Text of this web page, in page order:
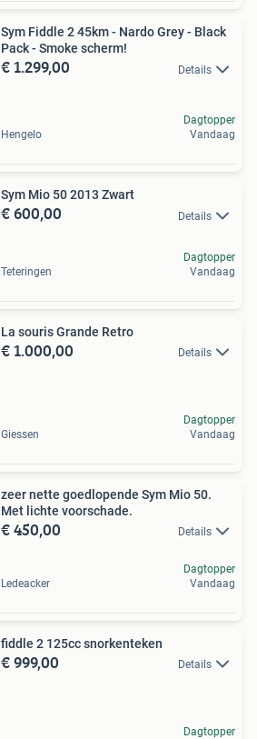
Sym Fiddle 2 45km - Nardo Grey - Black
Pack - Smoke scherm!
€ 1.299,00 Details
Hengelo
Dagtopper
Vandaag
Sym Mio 50 2013 Zwart
€ 600,00 Details
Teteringen
Dagtopper
Vandaag
La souris Grande Retro
€ 1.000,00 Details
Giessen
Dagtopper
Vandaag
zeer nette goedlopende Sym Mio 50.
Met lichte voorschade.
€ 450,00 Details
Ledeacker
Dagtopper
Vandaag
fiddle 2 125cc snorkenteken
€ 999,00 Details
Dagtopper